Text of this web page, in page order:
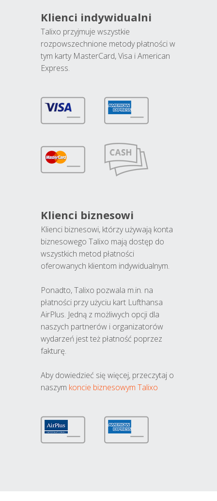
Klienci indywidualni
Talixo przyjmuje wszystkie
rozpowszechnione metody płatności w
tym karty MasterCard, Visa i American
Express.
Klienci biznesowi
Klienci biznesowi, którzy używają konta
biznesowego Talixo mają dostęp do
wszystkich metod płatności
oferowanych klientom indywidualnym.
Ponadto, Talixo pozwala m.in. na
płatności przy użyciu kart Lufthansa
AirPlus. Jedną z możliwych opcji dla
naszych partnerów i organizatorów
wydarzeń jest też płatność poprzez
fakturę.
Aby dowiedzieć się więcej, przeczytaj o
naszym koncie biznesowym Talixo